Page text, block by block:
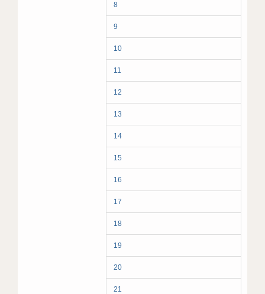
8
9
10
11
12
13
14
15
16
17
18
19
20
21